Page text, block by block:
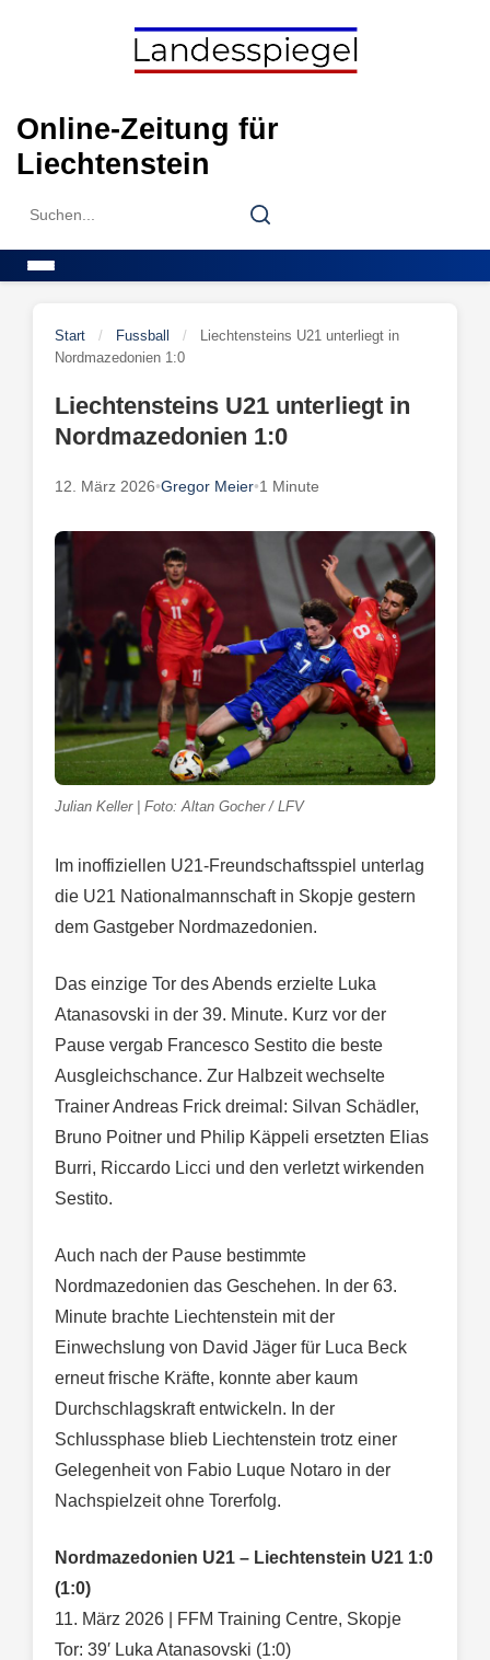
Online-Zeitung für
Liechtenstein
Search
Search
Start / Fussball /
Liechtensteins U21 unterliegt in
Nordmazedonien 1:0
Liechtensteins U21 unterliegt in
Nordmazedonien 1:0
12. März 2026•Gregor Meier•1 Minute
Julian Keller | Foto: Altan Gocher / LFV
Im inoffiziellen U21-Freundschaftsspiel unterlag
die U21 Nationalmannschaft in Skopje gestern
dem Gastgeber Nordmazedonien.
Das einzige Tor des Abends erzielte Luka
Atanasovski in der 39. Minute. Kurz vor der
Pause vergab Francesco Sestito die beste
Ausgleichschance. Zur Halbzeit wechselte
Trainer Andreas Frick dreimal: Silvan Schädler,
Bruno Poitner und Philip Käppeli ersetzten Elias
Burri, Riccardo Licci und den verletzt wirkenden
Sestito.
Auch nach der Pause bestimmte
Nordmazedonien das Geschehen. In der 63.
Minute brachte Liechtenstein mit der
Einwechslung von David Jäger für Luca Beck
erneut frische Kräfte, konnte aber kaum
Durchschlagskraft entwickeln. In der
Schlussphase blieb Liechtenstein trotz einer
Gelegenheit von Fabio Luque Notaro in der
Nachspielzeit ohne Torerfolg.
Nordmazedonien U21 – Liechtenstein U21 1:0
(1:0)
11. März 2026 | FFM Training Centre, Skopje
Tor: 39′ Luka Atanasovski (1:0)